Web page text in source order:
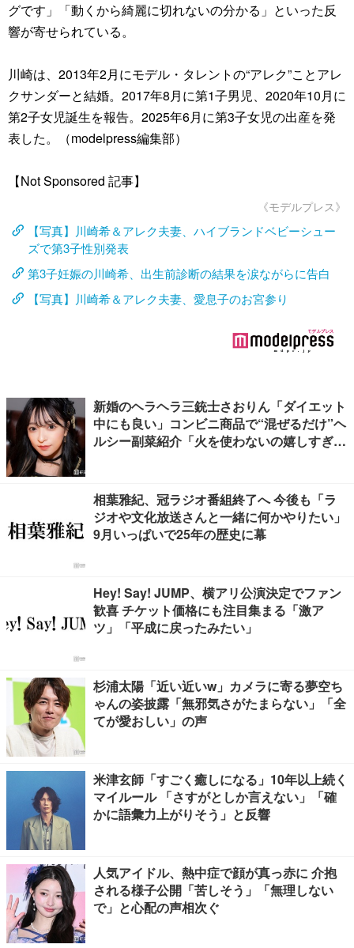
グです」「動くから綺麗に切れないの分かる」といった反
響が寄せられている。
川崎は、2013年2月にモデル・タレントの“アレク”ことアレ
クサンダーと結婚。2017年8月に第1子男児、2020年10月に
第2子女児誕生を報告。2025年6月に第3子女児の出産を発
表した。（modelpress編集部）
【Not Sponsored 記事】
《モデルプレス》
【写真】川崎希＆アレク夫妻、ハイブランドベビーシュー
ズで第3子性別発表
第3子妊娠の川崎希、出生前診断の結果を涙ながらに告白
【写真】川崎希＆アレク夫妻、愛息子のお宮参り
新婚のヘラヘラ三銃士さおりん「ダイエット
中にも良い」コンビニ商品で“混ぜるだけ”ヘ
ルシー副菜紹介「火を使わないの嬉しすぎ
相葉雅紀、冠ラジオ番組終了へ 今後も「ラ
ジオや文化放送さんと一緒に何かやりたい」
9月いっぱいで25年の歴史に幕
Hey! Say! JUMP、横アリ公演決定でファン
歓喜 チケット価格にも注目集まる「激ア
ツ」「平成に戻ったみたい」
杉浦太陽「近い近いw」カメラに寄る夢空ち
ゃんの姿披露「無邪気さがたまらない」「全
てが愛おしい」の声
米津玄師「すごく癒しになる」10年以上続く
マイルール 「さすがとしか言えない」「確
かに語彙力上がりそう」と反響
人気アイドル、熱中症で顔が真っ赤に 介抱
される様子公開「苦しそう」「無理しない
で」と心配の声相次ぐ